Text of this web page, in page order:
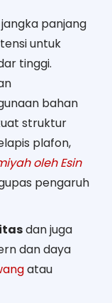
panjang
untuk
tinggi.
bahan
struktur
plafon,
oleh Esin
pengaruh
dan juga
dan daya
atau